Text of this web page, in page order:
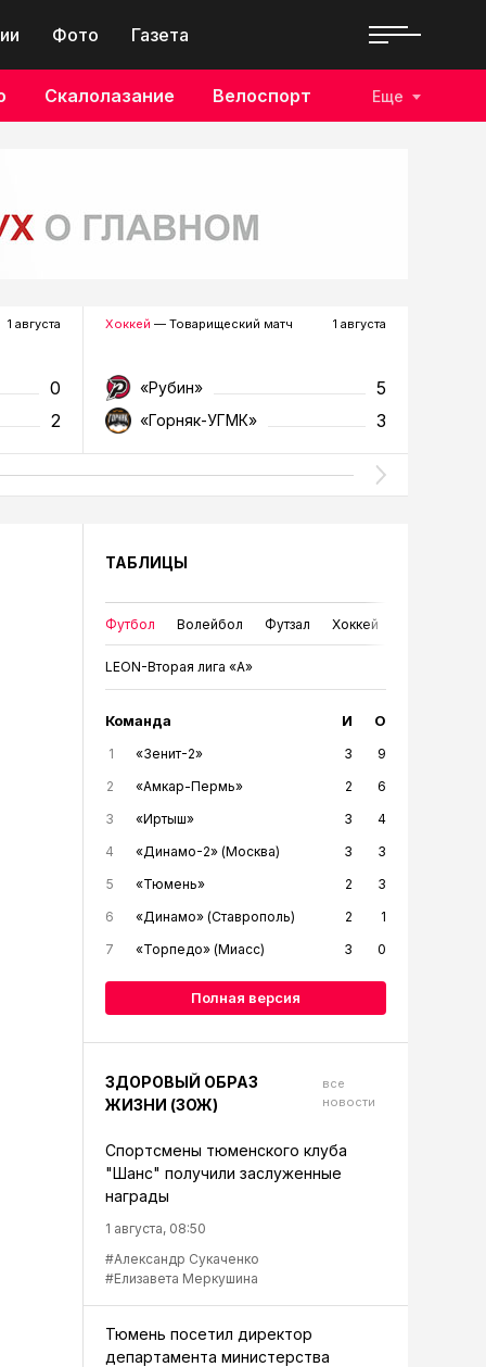
Фото Газета
Скалолазание Велоспорт Еще
1 августа
0
2
Хоккей — Товарищеский матч 1 августа
«Рубин» 5
«Горняк-УГМК» 3
ТАБЛИЦЫ
Футбол Волейбол Футзал Хоккей
LEON-Вторая лига «А»
Команда И О
1 «Зенит-2» 3
9
2
«Амкар-Пермь» 2
6
3
«Иртыш» 3
4
4
«Динамо-2» (Москва) 3
3
5
«Тюмень» 2
3
6
«Динамо» (Ставрополь) 2
1
7
«Торпедо» (Миасс) 3 0
Полная версия
ЗДОРОВЫЙ ОБРАЗ
ЖИЗНИ (ЗОЖ)
все
новости
Спортсмены тюменского клуба
"Шанс" получили заслуженные
награды
1 августа, 08:50
#Александр Сукаченко
#Елизавета Меркушина
Тюмень посетил директор
департамента министерства